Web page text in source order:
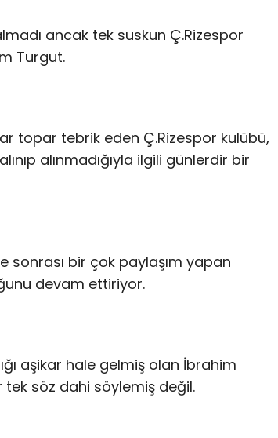
ancak tek suskun Ç.Rizespor
Turgut.
topar tebrik eden Ç.Rizespor kulübü,
alınmadığıyla ilgili günlerdir bir
sonrası bir çok paylaşım yapan
devam ettiriyor.
aşikar hale gelmiş olan İbrahim
söz dahi söylemiş değil.